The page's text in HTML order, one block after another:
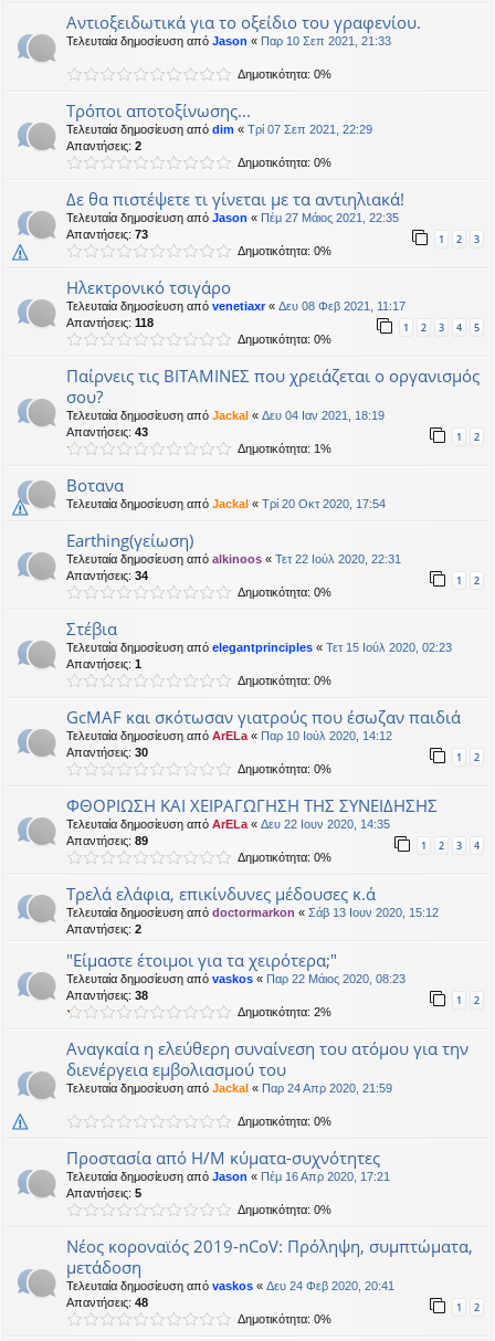
Αντιοξειδωτικά για το οξείδιο του γραφενίου.
Τελευταία δημοσίευση από Jason « Παρ 10 Σεπ 2021, 21:33
Δημοτικότητα: 0%
Tρόποι αποτοξίνωσης...
Τελευταία δημοσίευση από dim « Τρί 07 Σεπ 2021, 22:29
Απαντήσεις: 2
Δημοτικότητα: 0%
Δε θα πιστέψετε τι γίνεται με τα αντιηλιακά!
Τελευταία δημοσίευση από Jason « Πέμ 27 Μάιος 2021, 22:35
Απαντήσεις: 73 1 2 3
Δημοτικότητα: 0%
Hλεκτρονικό τσιγάρο
Τελευταία δημοσίευση από venetiaxr« Δευ 08 Φεβ 2021, 11:17
Απαντήσεις: 118 1 2 3 4 5
Δημοτικότητα: 0%
Παίρνεις τις ΒΙΤΑΜΙΝΕΣ που χρειάζεται ο οργανισμός
σου?
Τελευταία δημοσίευση από Jackal « Δευ 04 Ιαν 2021, 18:19
Απαντήσεις: 43 1 2
Δημοτικότητα: 1%
Βοτανα
Τελευταία δημοσίευση από Jackal « Τρί 20 Οκτ 2020, 17:54
Earthing(γείωση)
Τελευταία δημοσίευση από alkinoos « Τετ 22 Ιούλ 2020, 22:31
Απαντήσεις: 34 1 2
Δημοτικότητα: 0%
Στέβια
Τελευταία δημοσίευση από elegantprinciples « Τετ 15 Ιούλ 2020, 02:23
Απαντήσεις: 1
Δημοτικότητα: 0%
GcMAF και σκότωσαν γιατρούς που έσωζαν παιδιά
Τελευταία δημοσίευση από ArELa « Παρ 10 Ιούλ 2020, 14:12
Απαντήσεις: 30 1 2
Δημοτικότητα: 0%
ΦΘΟΡΙΩΣΗ ΚΑΙ ΧΕΙΡΑΓΩΓΗΣΗ ΤΗΣ ΣΥΝΕΙΔΗΣΗΣ
Τελευταία δημοσίευση από ArELa « Δευ 22 Ιουν 2020, 14:35
Απαντήσεις: 89 1 2 3 4
Δημοτικότητα: 0%
Τρελά ελάφια, επικίνδυνες μέδουσες κ.ά
Τελευταία δημοσίευση από doctormarkon « Σάβ 13 Ιουν 2020, 15:12
Απαντήσεις: 2
"Είμαστε έτοιμοι για τα χειρότερα;"
Τελευταία δημοσίευση από vaskos « Παρ 22 Μάιος 2020, 08:23
Απαντήσεις: 38 1 2
Δημοτικότητα: 2%
Αναγκαία η ελεύθερη συναίνεση του ατόμου για την
διενέργεια εμβολιασμού του
Τελευταία δημοσίευση από Jackal « Παρ 24 Απρ 2020, 21:59
Δημοτικότητα: 0%
Προστασία από Η/Μ κύματα-συχνότητες
Τελευταία δημοσίευση από Jason « Πέμ 16 Απρ 2020, 17:21
Απαντήσεις: 5
Δημοτικότητα: 0%
Νέος κοροναϊός 2019-nCoV: Πρόληψη, συμπτώματα,
μετάδοση
Τελευταία δημοσίευση από vaskos « Δευ 24 Φεβ 2020, 20:41
Απαντήσεις: 48 1 2
Δημοτικότητα: 0%